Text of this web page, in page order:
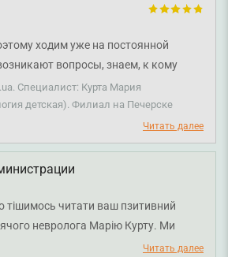
ходим уже на постоянной
вопросы, знаем, к кому
выполняет свою работу,
нас только хорошие впечатления.
Специалист: Курта Мария
детская). Филиал на Печерске
Читать далее
тішимось читати ваш пзитивний
невролога Марію Курту. Ми
що наші пацієнти задоволеніЧитать далее